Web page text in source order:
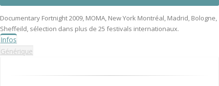
Documentary Fortnight 2009, MOMA, New York Montréal, Madrid, Bologne,
Sheffeild, sélection dans plus de 25 festivals internationaux.
Infos
Générique